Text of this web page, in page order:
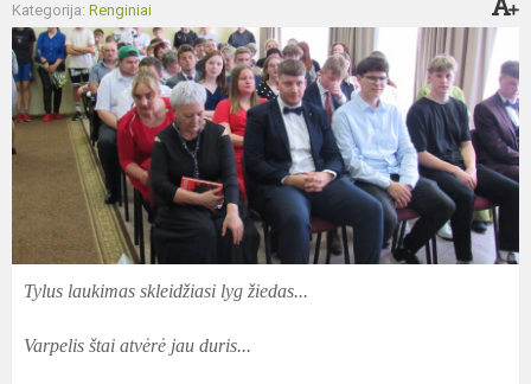
Kategorija: Renginiai
Tylus laukimas skleidžiasi lyg žiedas...
Varpelis štai atvėrė jau duris...